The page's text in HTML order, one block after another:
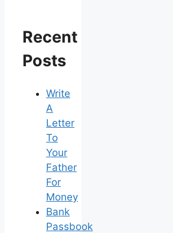
Recent
Posts
Write
A
Letter
To
Your
Father
For
Money
Bank
Passbook